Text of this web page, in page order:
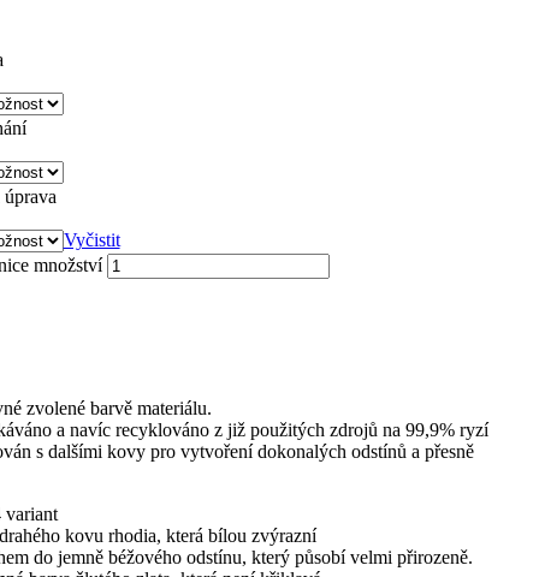
Vyčistit
množství
zvolené barvě materiálu.
a navíc recyklováno z již použitých zdrojů na 99,9% ryzí
s dalšími kovy pro vytvoření dokonalých odstínů a přesně
variant
kovu rhodia, která bílou zvýrazní
do jemně béžového odstínu, který působí velmi přirozeně.